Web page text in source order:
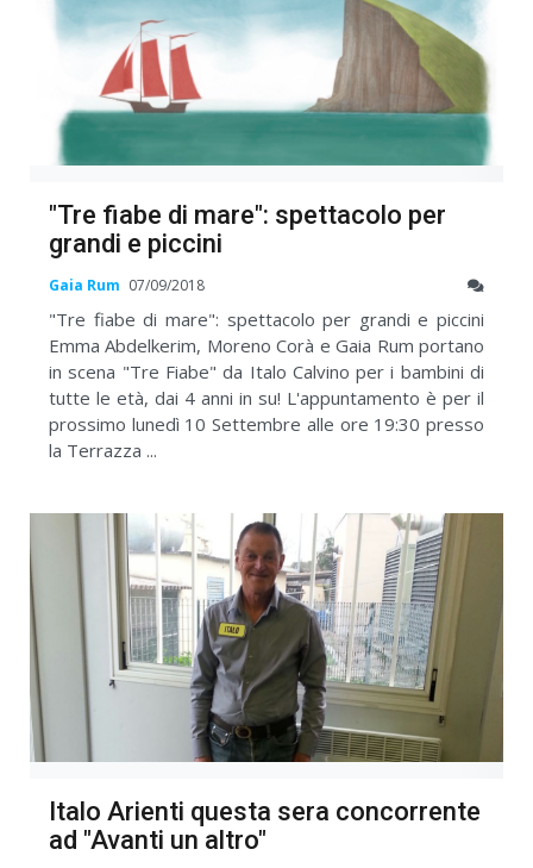
"Tre fiabe di mare": spettacolo per
grandi e piccini
Gaia Rum 07/09/2018
"Tre fiabe di mare": spettacolo per grandi e piccini
Emma Abdelkerim, Moreno Corà e Gaia Rum portano
in scena "Tre Fiabe" da Italo Calvino per i bambini di
tutte le età, dai 4 anni in su! L'appuntamento è per il
prossimo lunedì 10 Settembre alle ore 19:30 presso
la Terrazza ...
Italo Arienti questa sera concorrente
ad "Avanti un altro"